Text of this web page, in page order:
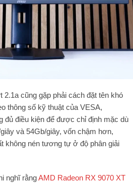
2.1a cũng gặp phải cách đặt tên khó
thông số kỹ thuật của VESA,
đủ điều kiện để được chỉ định mặc dù
và 54Gb/giây, vốn chậm hơn,
không nén tương tự ở độ phân giải
nghĩ rằngAMD Radeon RX 9070 XT